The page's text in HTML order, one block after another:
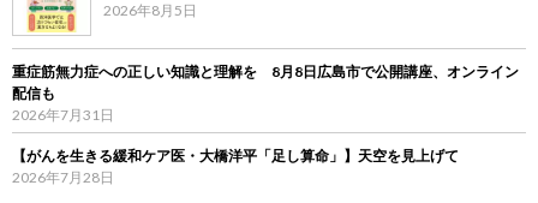
2026年8月5日
重症筋無力症への正しい知識と理解を 8月8日広島市で公開講座、オンライン
配信も
2026年7月31日
【がんを生きる緩和ケア医・大橋洋平「足し算命」】天空を見上げて
2026年7月28日